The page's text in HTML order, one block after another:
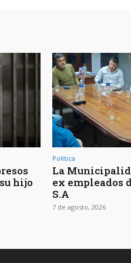
hijo
Política
La
ex empleados
S.A
7 de agosto, 2026